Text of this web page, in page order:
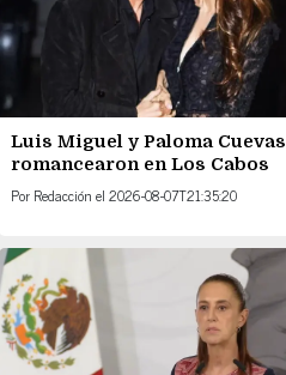
Luis Miguel y Paloma Cuevas
romancearon en Los Cabos
Por Redacción el 2026-08-07T21:35:20